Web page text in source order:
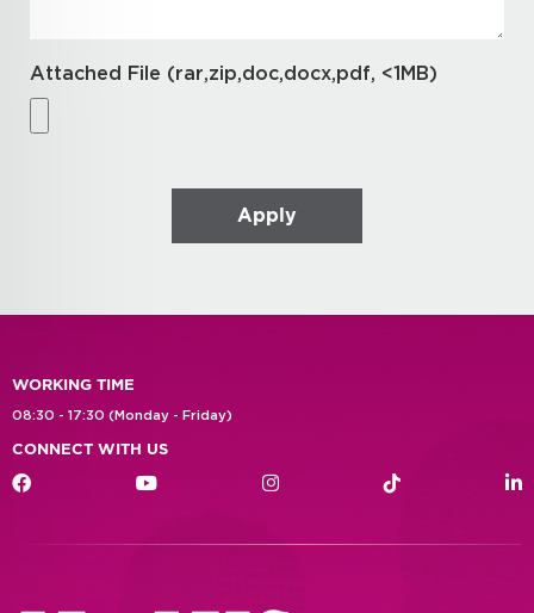
Attached File (rar,zip,doc,docx,pdf, <1MB)
WORKING TIME
08:30 - 17:30 (Monday - Friday)
CONNECT WITH US